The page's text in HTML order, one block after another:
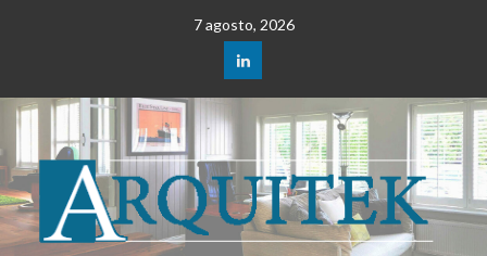
7 agosto, 2026
LinkedIn